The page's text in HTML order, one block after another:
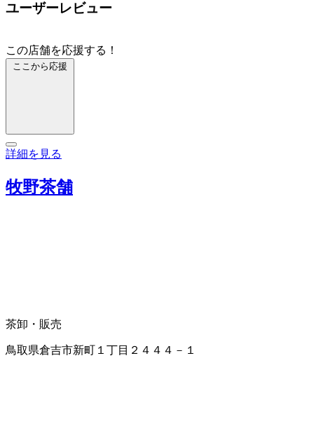
ユーザーレビュー
この店舗を応援する！
ここから応援
詳細を見る
牧野茶舗
茶卸・販売
鳥取県倉吉市新町１丁目２４４４－１